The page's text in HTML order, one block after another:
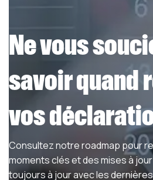
Ne vous
savoir quand
vos
Consultez notre roadmap pour
moments clés et des mises à
toujours à jour avec les